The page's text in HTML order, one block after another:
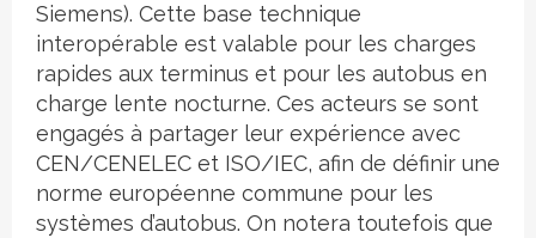
Siemens). Cette base technique
interopérable est valable pour les charges
rapides aux terminus et pour les autobus en
charge lente nocturne. Ces acteurs se sont
engagés à partager leur expérience avec
CEN/CENELEC et ISO/IEC, afin de définir une
norme européenne commune pour les
systèmes d’autobus. On notera toutefois que